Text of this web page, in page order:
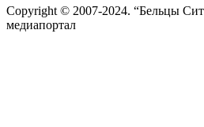
Copyright © 2007-2024. “Бельцы
медиапортал